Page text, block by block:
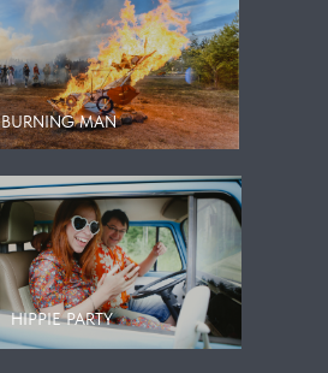
BURNING MAN
HIPPIE PARTY